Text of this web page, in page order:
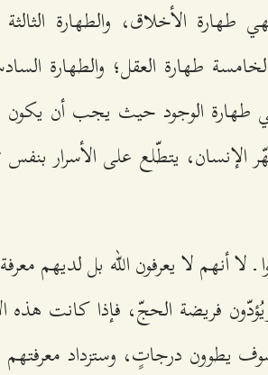
طهارة الأخلاق، والطهارة
الخامسة طهارة العقل؛ والطهارة
طهارة الوجود حيث يجب أن يكون
الإنسان، يتطّلع على الأسرار
لا أنهم لا يعرفون الله بل لديهم
فريضة الحجّ، فإذا كانت هذه
يطوون درجاتٍ، وستزداد معرفتهم